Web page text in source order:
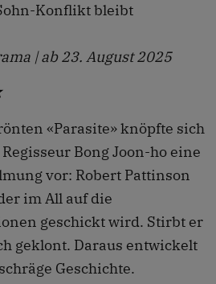
Konflikt bleibt
| ab 23. August 2025
«Parasite» knöpfte sich
Bong Joon-ho eine
vor: Robert Pattinson
im All auf die
geschickt wird. Stirbt er
geklont. Daraus entwickelt
Geschichte.